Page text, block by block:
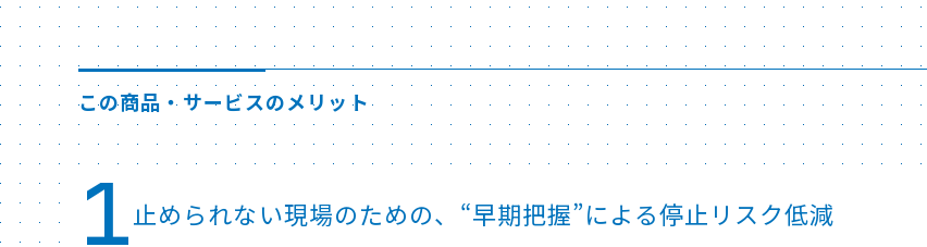
この商品・サービスのメリット
1 止められない現場のための、“早期把握”による停止リスク低減